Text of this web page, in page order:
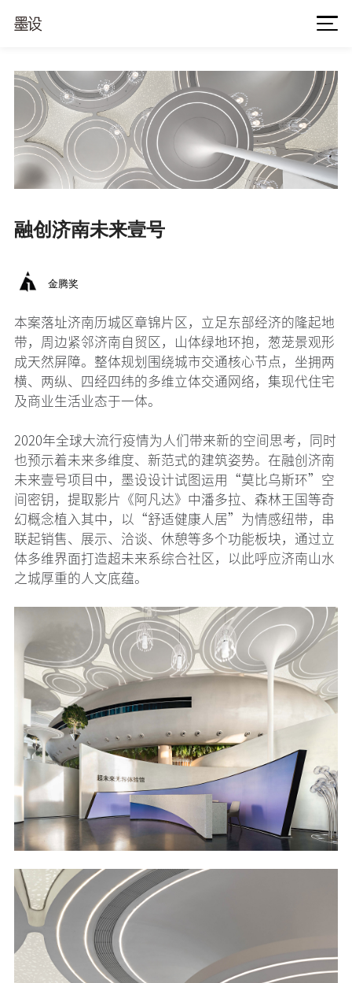
融创济南未来壹号
金腾奖
本案落址济南历城区章锦片区，立足东部经济的隆起地
带，周边紧邻济南自贸区，山体绿地环抱，葱茏景观形
成天然屏障。整体规划围绕城市交通核心节点，坐拥两
横、两纵、四经四纬的多维立体交通网络，集现代住宅
及商业生活业态于一体。
2020年全球大流行疫情为人们带来新的空间思考，同时
也预示着未来多维度、新范式的建筑姿势。在融创济南
未来壹号项目中，墨设设计试图运用“莫比乌斯环”空
间密钥，提取影片《阿凡达》中潘多拉、森林王国等奇
幻概念植入其中，以“舒适健康人居”为情感纽带，串
联起销售、展示、洽谈、休憩等多个功能板块，通过立
体多维界面打造超未来系综合社区，以此呼应济南山水
之城厚重的人文底蕴。